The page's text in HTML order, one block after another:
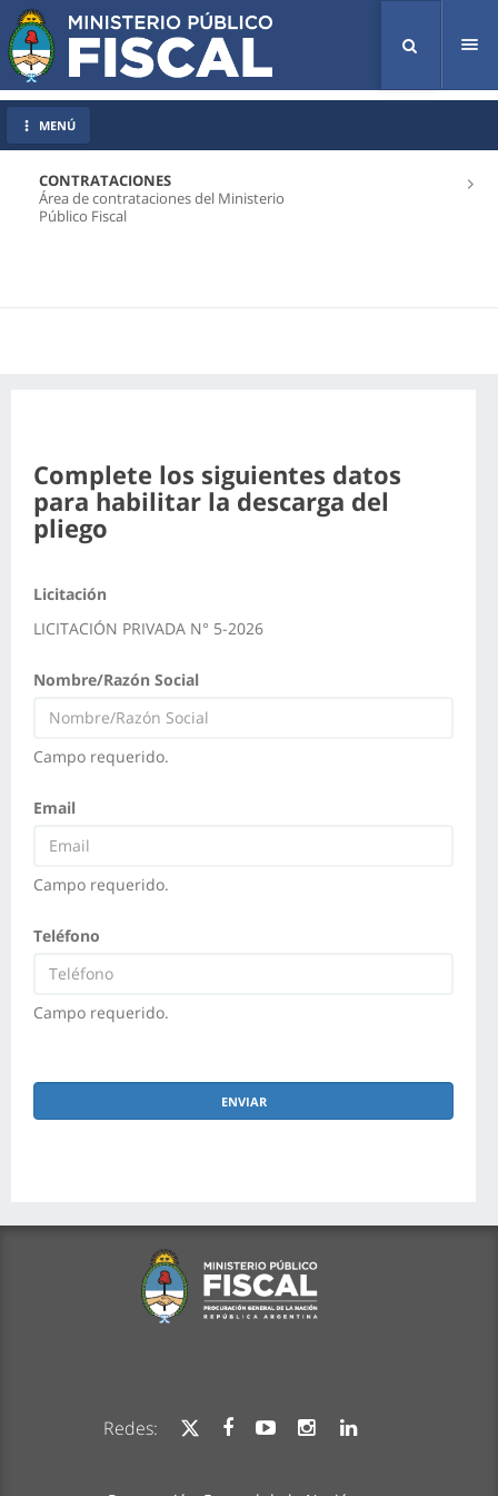
CONTRATACIONES
Área de contrataciones del Ministerio
Público Fiscal
MENÚ
Complete los siguientes datos
para habilitar la descarga del
pliego
Licitación
LICITACIÓN PRIVADA N° 5-2026
Nombre/Razón Social
Campo requerido.
Email
Campo requerido.
Teléfono
Campo requerido.
Redes: